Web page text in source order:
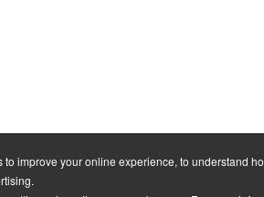
to improve your online experience, to understand